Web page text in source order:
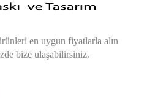
en uygun fiyatlarla alın
bize ulaşabilirsiniz.